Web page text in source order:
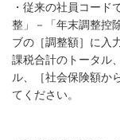
・従来の社員コード
整」－「年末調整控
ブの［調整額］に入
課税合計のトータル
ル、［社会保険額か
てください。